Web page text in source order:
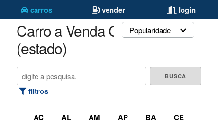
carros vender login
Carro a Venda Goiás
(estado)
filtros
Popularidade
AC AL AM AP BA
CE